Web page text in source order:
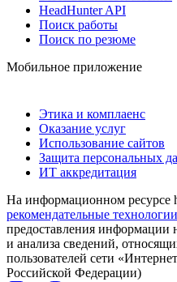
HeadHunter API
Поиск работы
Поиск по резюме
Мобильное приложение
Этика и комплаенс
Оказание услуг
Использование сайтов
Защита персональных
ИТ аккредитация
На информационном ресурсе
рекомендательные технологии
предоставления информации
и анализа сведений,
пользователей сети
Российской Федерации)